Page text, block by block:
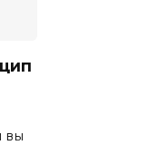
вы